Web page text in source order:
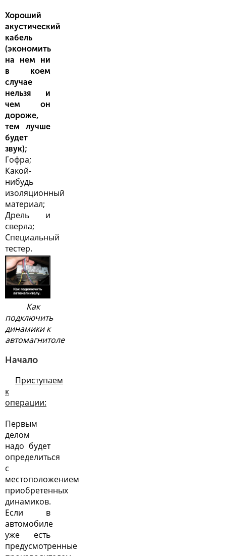
Хороший
акустический
кабель
(экономить
на нем ни
в коем
случае
нельзя и
чем он
дороже,
тем лучше
будет
звук);
Гофра;
Какой-
нибудь
изоляционный
материал;
Дрель и
сверла;
Специальный
тестер.
Как
подключить
динамики к
автомагнитоле
Начало
Приступаем
к
операции:
Первым
делом
надо будет
определиться
с
местоположением
приобретенных
динамиков.
Если в
автомобиле
уже есть
предусмотренные